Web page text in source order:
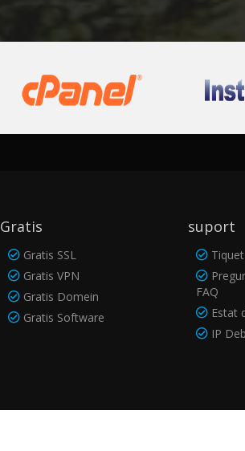
Gratis
Gratis SSL
Gratis VPN
Gratis Domein
Gratis Software
suport
FAQ
Estat
IP